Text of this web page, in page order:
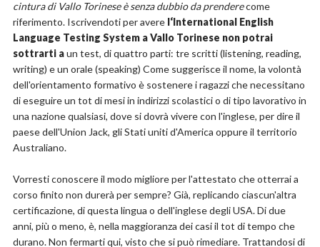
cintura di Vallo Torinese è senza dubbio da prenderecome
riferimento. Iscrivendoti per avere l‘International English
Language Testing System a Vallo Torinese non potrai
sottrarti aun test, di quattro parti: tre scritti (listening, reading,
writing) e un orale (speaking) Come suggerisce il nome, la volontà
dell'orientamento formativo è sostenere i ragazzi che necessitano
di eseguire un tot di mesi in indirizzi scolastici o di tipo lavorativo in
una nazione qualsiasi, dove si dovrà vivere con l'inglese, per dire il
paese dell'Union Jack, gli Stati uniti d'America oppure il territorio
Australiano.
Vorresti conoscere il modo migliore per l'attestato che otterrai a
corso finito non durerà per sempre? Già, replicando ciascun'altra
certificazione, di questa lingua o dell'inglese degli USA. Di due
anni, più o meno, è, nella maggioranza dei casi il tot di tempo che
durano. Non fermarti qui, visto che si può rimediare. Trattandosi di